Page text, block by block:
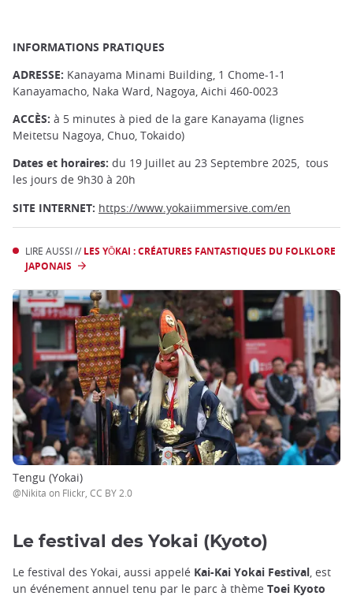
INFORMATIONS PRATIQUES
ADRESSE: Kanayama Minami Building, 1 Chome-1-1
Kanayamacho, Naka Ward, Nagoya, Aichi 460-0023
ACCÈS: à 5 minutes à pied de la gare Kanayama (lignes
Meitetsu Nagoya, Chuo, Tokaido)
Dates et horaires: du 19 Juillet au 23 Septembre 2025, tous
les jours de 9h30 à 20h
SITE INTERNET: https://www.yokaiimmersive.com/en
LIRE AUSSI // LES YŌKAI : CRÉATURES FANTASTIQUES DU FOLKLORE
JAPONAIS
Tengu (Yokai)
@Nikita on Flickr, CC BY 2.0
Le festival des Yokai (Kyoto)
Le festival des Yokai, aussi appelé Kai-Kai Yokai Festival, est
un événement annuel tenu par le parc à thème Toei Kyoto